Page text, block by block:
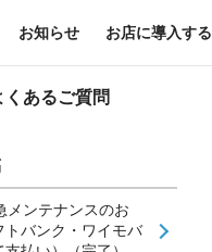
くあるご質問
お知らせ お店に導入する
メンテナンスのお
トバンク・ワイモバ